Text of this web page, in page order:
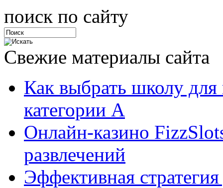
поиск по сайту
Свежие материалы сайта
Как выбрать школу для
категории А
Онлайн-казино
развлечений
Эффективная